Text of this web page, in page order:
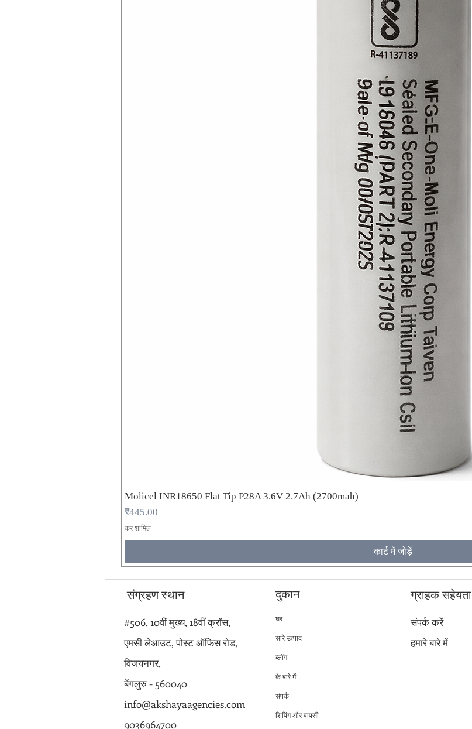
Molicel INR18650 Flat Tip P28A 3.6V 2.7Ah (2700mah)
मूल्य
₹445.00
कर शामिल
कार्ट में जोड़ें
संग्रहण स्थान
#506, 10वीं मुख्य, 18वीं क्रॉस,
एमसी लेआउट, पोस्ट ऑफिस रोड,
विजयनगर,
बेंगलुरु - 560040
info@akshayaagencies.com
9036964700
दुकान
घर
सारे उत्पाद
ब्लॉग
के बारे में
संपर्क
शिपिंग और वापसी
ग्राहक सहेयता
संपर्क करें
हमारे बारे में